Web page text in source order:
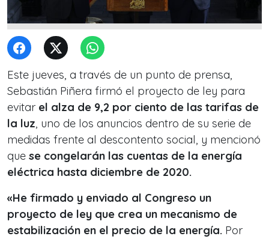
Este jueves, a través de un punto de prensa,
Sebastián Piñera firmó el proyecto de ley para
evitar el alza de 9,2 por ciento de las tarifas de
la luz, uno de los anuncios dentro de su serie de
medidas frente al descontento social, y mencionó
que se congelarán las cuentas de la energía
eléctrica hasta diciembre de 2020.
«He firmado y enviado al Congreso un
proyecto de ley que crea un mecanismo de
estabilización en el precio de la energía. Por